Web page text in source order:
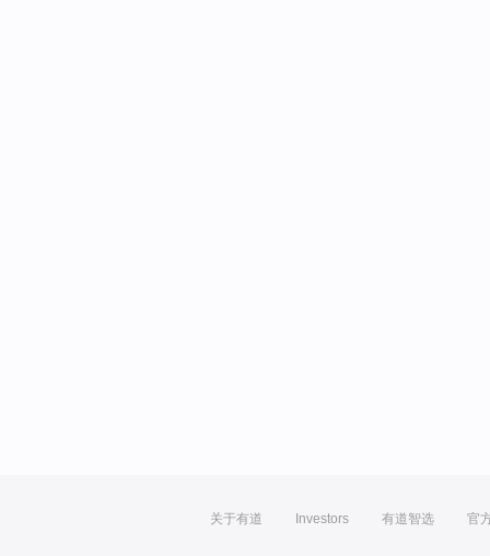
关于有道 Investors 有道智选 官